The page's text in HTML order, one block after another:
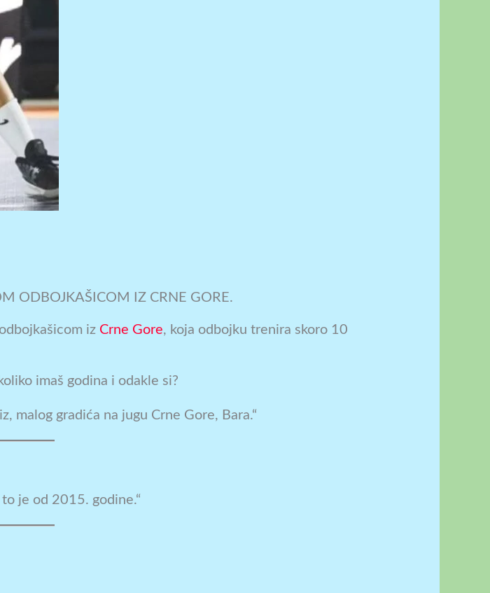
ODBOJKAŠICOM IZ CRNE GORE.
iz Crne Gore, koja odbojku trenira skoro 10
imaš godina i odakle si?
malog gradića na jugu Crne Gore, Bara.“
je od 2015. godine.“